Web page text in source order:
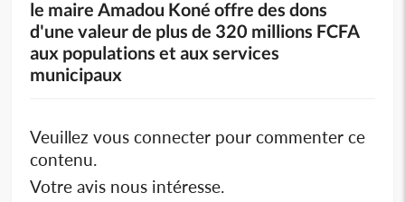
le maire Amadou Koné offre des dons
d'une valeur de plus de 320 millions FCFA
aux populations et aux services
municipaux
Veuillez vous connecter pour commenter ce
contenu.
Votre avis nous intéresse.